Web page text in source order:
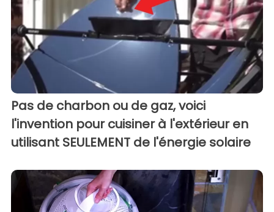
Pas de charbon ou de gaz, voici
l'invention pour cuisiner à l'extérieur en
utilisant SEULEMENT de l'énergie solaire